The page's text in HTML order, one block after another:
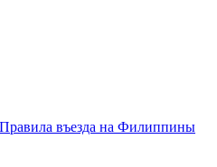
въезда на Филиппины